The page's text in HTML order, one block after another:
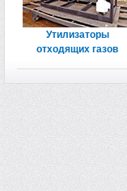
Утилизаторы
отходящих газов